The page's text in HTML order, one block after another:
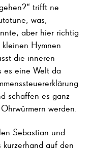
trifft ne
was,
aber hier richtig
Hymnen
die inneren
es eine Welt da
schaffen es ganz
werden.
Sebastian und
auf den